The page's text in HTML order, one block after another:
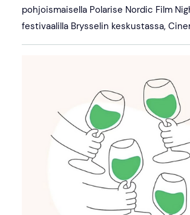
pohjoismaisella Polarise Nordic Film
festivaalilla Brysselin keskustassa,